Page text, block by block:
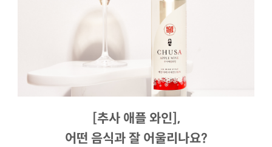
[추사 애플 와인],
어떤 음식과 잘 어울리나요?